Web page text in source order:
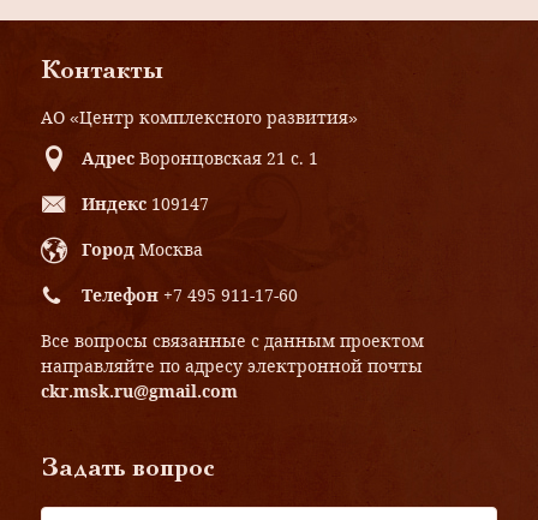
Контакты
АО «Центр комплексного развития»
Адрес Воронцовская 21 с. 1
Индекс 109147
Город Москва
Телефон +7 495 911-17-60
Все вопросы связанные с данным проектом
направляйте по адресу электронной почты
ckr.msk.ru@gmail.com
Задать вопрос